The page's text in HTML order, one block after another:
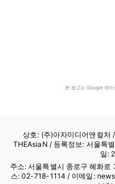
본 광고는 Google 애
상호: (주)아자미디어앤컬처
THEAsiaN / 등록정보: 서울특
일:
주소: 서울특별시 종로구 혜화
스: 02-718-1114 / 이메일: